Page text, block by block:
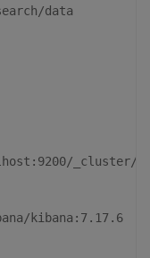
data
_cluster/
kibana:7.17.6